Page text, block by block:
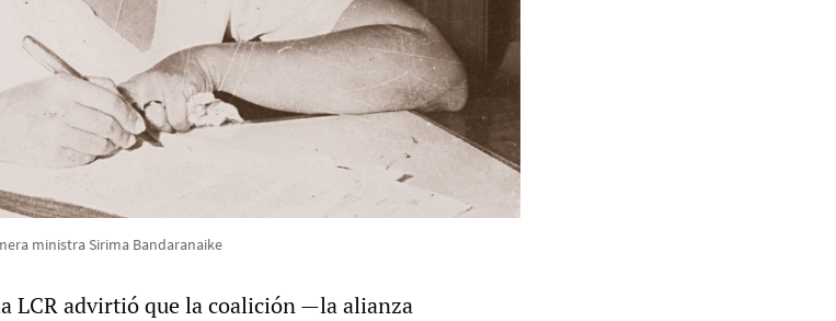
ministra Sirima Bandaranaike
LCR advirtió que la coalición —la alianza